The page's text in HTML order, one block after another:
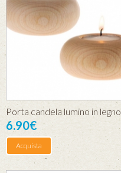
Porta candela lumino in legno
6.90€
Acquista